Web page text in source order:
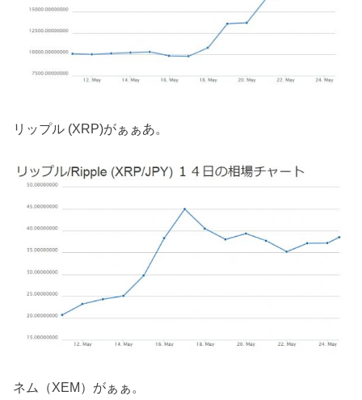
リップル (XRP)がぁぁあ。
ネム（XEM）がぁぁ。